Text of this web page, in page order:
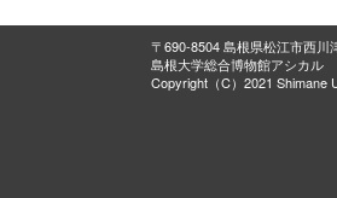
〒690-8504 島根県松江市西川
島根大学総合博物館アシカル
Copyright（C）2021 Shimane